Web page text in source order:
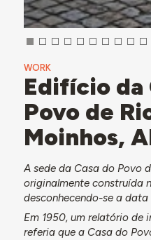
WORK
Edifício da
Povo de
Moinhos,
A sede da Casa do Povo
originalmente construída
desconhecendo-se a
Em 1950, um relatório de
referia que a Casa do